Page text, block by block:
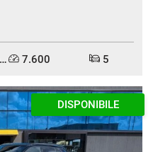
7.600 5
DISPONIBILE